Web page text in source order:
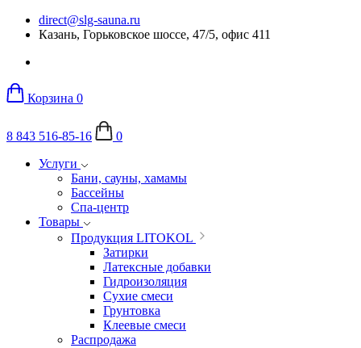
direct@slg-sauna.ru
Казань, Горьковское шоссе, 47/5, офис 411
Корзина 0
8 843 516-85-16
0
Услуги
Бани, сауны, хамамы
Бассейны
Спа-центр
Товары
Продукция LITOKOL
Затирки
Латексные добавки
Гидроизоляция
Сухие смеси
Грунтовка
Клеевые смеси
Распродажа